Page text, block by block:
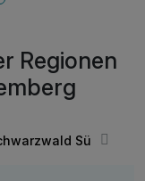
Regionen
Süd